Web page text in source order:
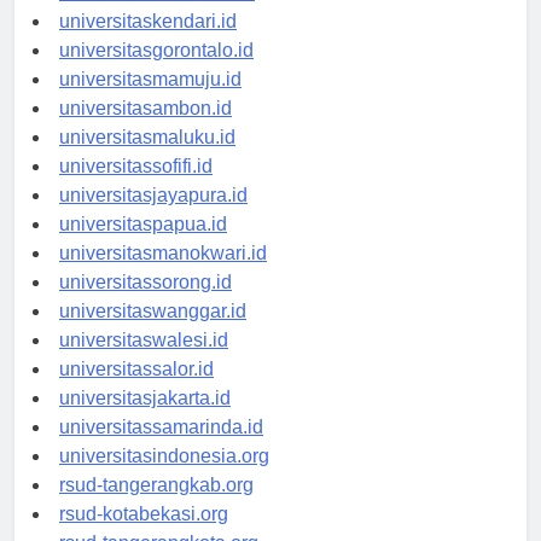
universitasmakassar.id
universitaskendari.id
universitasgorontalo.id
universitasmamuju.id
universitasambon.id
universitasmaluku.id
universitassofifi.id
universitasjayapura.id
universitaspapua.id
universitasmanokwari.id
universitassorong.id
universitaswanggar.id
universitaswalesi.id
universitassalor.id
universitasjakarta.id
universitassamarinda.id
universitasindonesia.org
rsud-tangerangkab.org
rsud-kotabekasi.org